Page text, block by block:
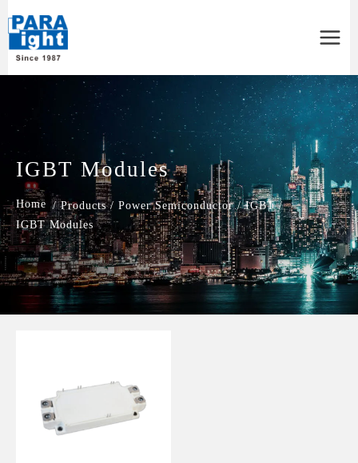
Menu
IGBT Modules
/ Products / Power Semiconductor / IGBT /
IGBT Modules